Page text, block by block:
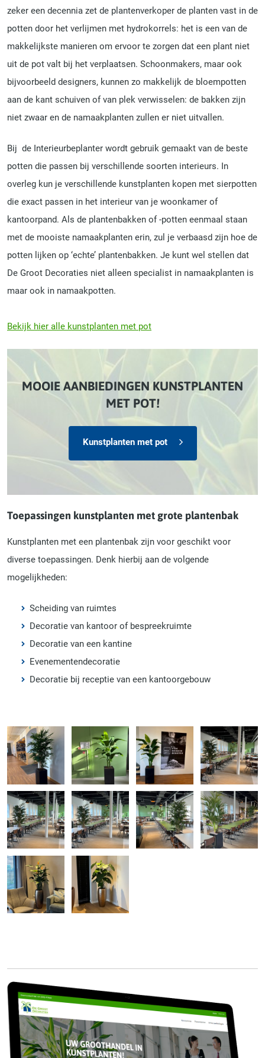
zeker een decennia zet de plantenverkoper de planten vast in de
potten door het verlijmen met hydrokorrels: het is een van de
makkelijkste manieren om ervoor te zorgen dat een plant niet
uit de pot valt bij het verplaatsen. Schoonmakers, maar ook
bijvoorbeeld designers, kunnen zo makkelijk de bloempotten
aan de kant schuiven of van plek verwisselen: de bakken zijn
niet zwaar en de namaakplanten zullen er niet uitvallen.
Bij de Interieurbeplanter wordt gebruik gemaakt van de beste
potten die passen bij verschillende soorten interieurs. In
overleg kun je verschillende kunstplanten kopen met sierpotten
die exact passen in het interieur van je woonkamer of
kantoorpand. Als de plantenbakken of -potten eenmaal staan
met de mooiste namaakplanten erin, zul je verbaasd zijn hoe de
potten lijken op ‘echte’ plantenbakken. Je kunt wel stellen dat
De Groot Decoraties niet alleen specialist in namaakplanten is
maar ook in namaakpotten.
Bekijk hier alle kunstplanten met pot
MOOIE AANBIEDINGEN KUNSTPLANTEN
MET POT!
Kunstplanten met pot
Toepassingen kunstplanten met grote plantenbak
Kunstplanten met een plantenbak zijn voor geschikt voor
diverse toepassingen. Denk hierbij aan de volgende
mogelijkheden:
Scheiding van ruimtes
Decoratie van kantoor of bespreekruimte
Decoratie van een kantine
Evenementendecoratie
Decoratie bij receptie van een kantoorgebouw